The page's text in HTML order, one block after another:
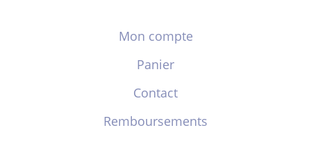
Mon compte
Panier
Contact
Remboursements